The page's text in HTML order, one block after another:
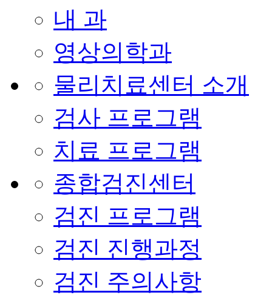
내 과
영상의학과
물리치료센터 소개
검사 프로그램
치료 프로그램
종합검진센터
검진 프로그램
검진 진행과정
검진 주의사항